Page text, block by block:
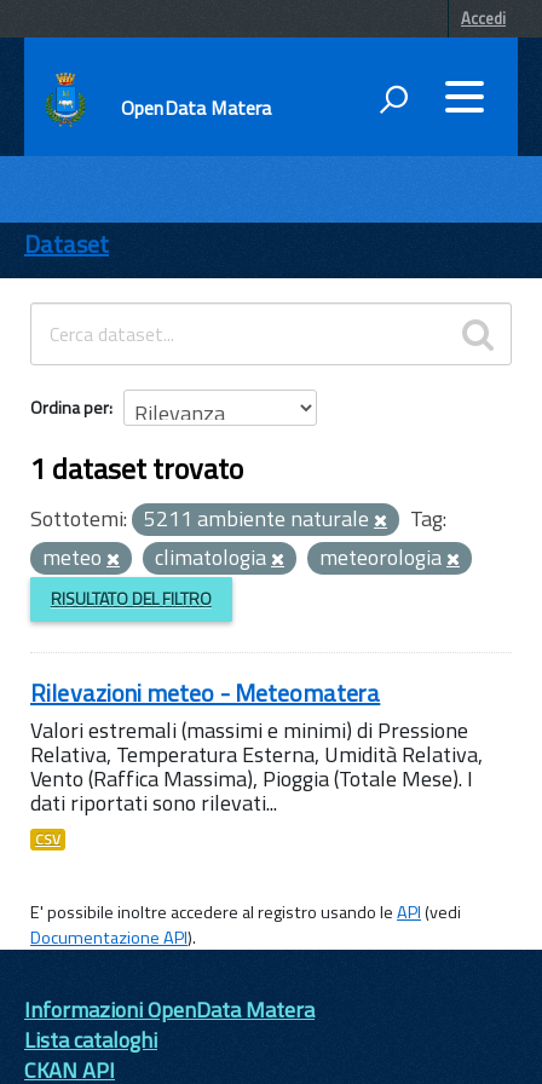
Accedi
OpenData Matera
ENTI
TEMI
INFORMAZIONI
Dataset
Ordina per
1 dataset trovato
Sottotemi: 5211 ambiente naturale
Tag:
meteo
climatologia meteorologia
RISULTATO DEL FILTRO
Rilevazioni meteo - Meteomatera
Valori estremali (massimi e minimi) di Pressione
Relativa, Temperatura Esterna, Umidità Relativa,
Vento (Raffica Massima), Pioggia (Totale Mese). I
dati riportati sono rilevati...
CSV
E' possibile inoltre accedere al registro usando leAPI(vedi
Documentazione API).
Informazioni OpenData Matera
Lista cataloghi
CKAN API